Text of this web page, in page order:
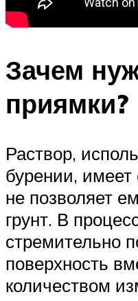
Зачем
приямки?
Раствор,
бурении, имеет
не позволяет
грунт. В
стремительно
поверхность
количеством